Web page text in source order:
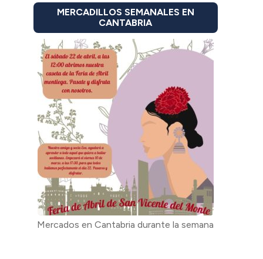
MERCADILLOS SEMANALES EN
CANTABRIA
Mercados en Cantabria durante la semana